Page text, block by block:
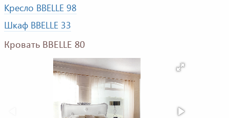
Кресло BBELLE 98
Шкаф BBELLE 33
Кровать BBELLE 80